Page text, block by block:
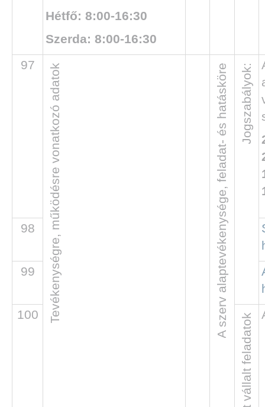
Hétfő: 8:00-16:30
Szerda: 8:00-16:30
97 Tevékenységre, működésre vonatkozó adatok A szerv alaptevékenysége, feladat- és hatásköreJogszabályok:
98
99
100
Önként vállalt feladatok